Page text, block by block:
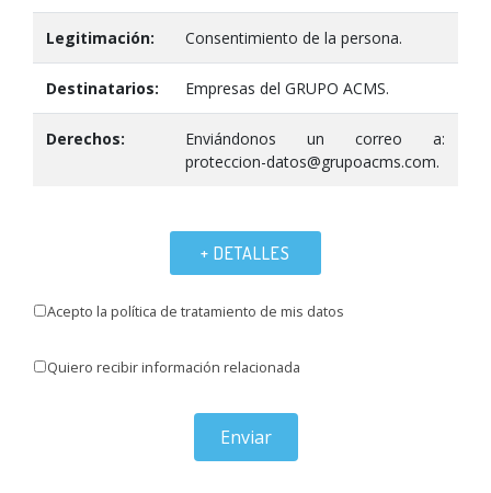
Legitimación: Consentimiento de la persona.
Destinatarios: Empresas del GRUPO ACMS.
Derechos:
Enviándonos un correo a:
proteccion-datos@grupoacms.com.
+ DETALLES
Acepto la política de tratamiento de mis datos
Quiero recibir información relacionada
Enviar